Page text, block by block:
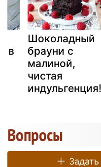
в
Шоколадный
брауни с
малиной,
чистая
индульгенция!
Вопросы